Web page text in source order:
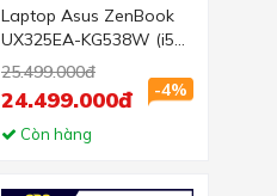
Laptop Asus ZenBook
UX325EA-KG538W (i5
1135G7/8GB
RAM/512GB SSD/13.3
FHD/Win10/Cáp/Túi/Xá
m)
25.499.000đ
-4%
24.499.000đ
Còn hàng